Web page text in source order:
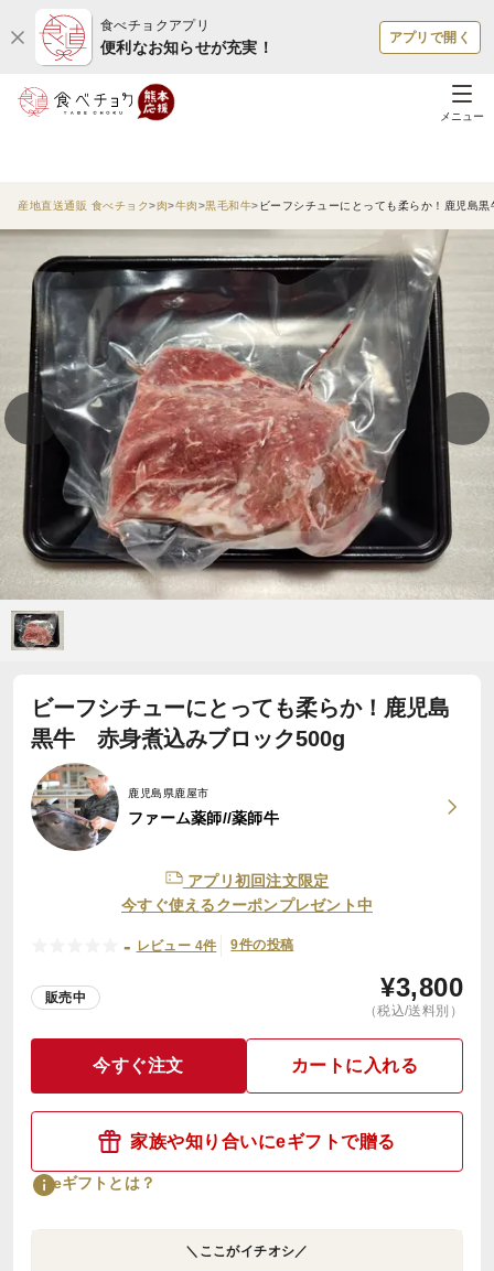
食べチョクアプリ
便利なお知らせが充実！
アプリで開く
メニュー
産地直送通販 食べチョク 肉 牛肉 黒毛和牛 ビーフシチューにとっても柔らか！鹿児島
ビーフシチューにとっても柔らか！鹿児島
黒牛 赤身煮込みブロック500g
鹿児島県鹿屋市
ファーム薬師//薬師牛
アプリ初回注文限定
今すぐ使えるクーポンプレゼント中
- レビュー 4件 9件の投稿
販売中 ¥3,800
（税込/送料別）
今すぐ注文 カートに入れる
家族や知り合いにeギフトで贈る
eギフトとは？
＼ここがイチオシ／